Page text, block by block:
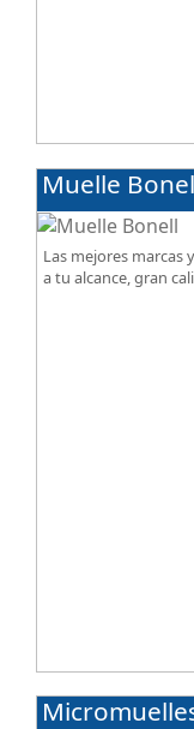
Muelle
Las mejores marcas
a tu alcance, gran